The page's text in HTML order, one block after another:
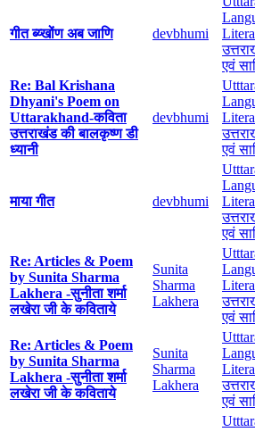
गीत ब्य्खोंण अब जाणि devbhumi
एवं
Re: Bal Krishana
Dhyani's Poem on
Uttarakhand-कविता
उत्तराखंड की बालकृष्ण डी
ध्यानी
devbhumi
एवं
माया गीत devbhumi
एवं
Re: Articles & Poem
by Sunita Sharma
Lakhera -सुनीता शर्मा
लखेरा जी के कविताये
Sunita
Sharma
Lakhera
एवं
Re: Articles & Poem
by Sunita Sharma
Lakhera -सुनीता शर्मा
लखेरा जी के कविताये
Sunita
Sharma
Lakhera
एवं